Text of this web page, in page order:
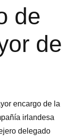
de
de
encargo de la
irlandesa
delegado